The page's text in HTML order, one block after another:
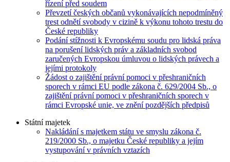
řízení před soudem
Převzetí českých občanů vykonávajících nepodmíněný
trest odnětí svobody v cizině k výkonu tohoto trestu do
České republiky
Podání stížnosti k Evropskému soudu pro lidská práva
na porušení lidských práv a základních svobod
zaručených Evropskou úmluvou o lidských právech a
jejími protokoly
Žádost o zajištění právní pomoci v přeshraničních
sporech v rámci EU podle zákona č. 629/2004 Sb., o
zajištění právní pomoci v přeshraničních sporech v
rámci Evropské unie, ve znění pozdějších předpisů
Státní majetek
Nakládání s majetkem státu ve smyslu zákona č.
219/2000 Sb., o majetku České republiky a jejím
vystupování v právních vztazích